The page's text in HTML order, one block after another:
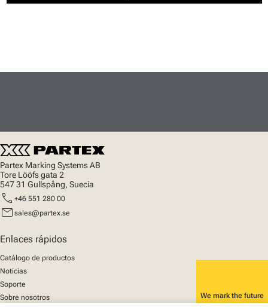
Partex Marking Systems AB
Tore Lööfs gata 2
547 31 Gullspång, Suecia
call +46 551 280 00
mail sales@partex.se
Enlaces rápidos
Catálogo de productos
Noticias
Soporte
Sobre nosotros
We mark the future